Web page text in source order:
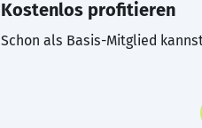
Kostenlos profitieren
Schon als Basis-Mitglied